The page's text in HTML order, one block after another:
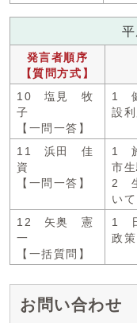
発言者順序
【質問方式】
10 塩見 牧
子
【一問一答】
1
設
11 浜田 佳
資
【一問一答】
1
市
2
いて
12 矢奥 憲
一
【一括質問】
1
政
お問い合わせ